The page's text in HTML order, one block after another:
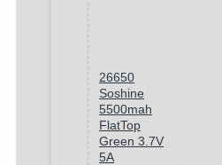
26650
Soshine
5500mah
FlatTop
Green 3.7V
5A